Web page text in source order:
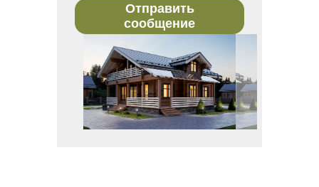
Отправить
сообщение